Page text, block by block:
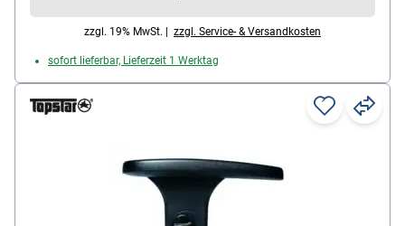
zzgl. 19% MwSt. | zzgl. Service- & Versandkosten
sofort lieferbar, Lieferzeit 1 Werktag